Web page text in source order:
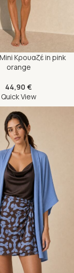
Κρουαζέ in pink
orange
44,90 €
Quick View